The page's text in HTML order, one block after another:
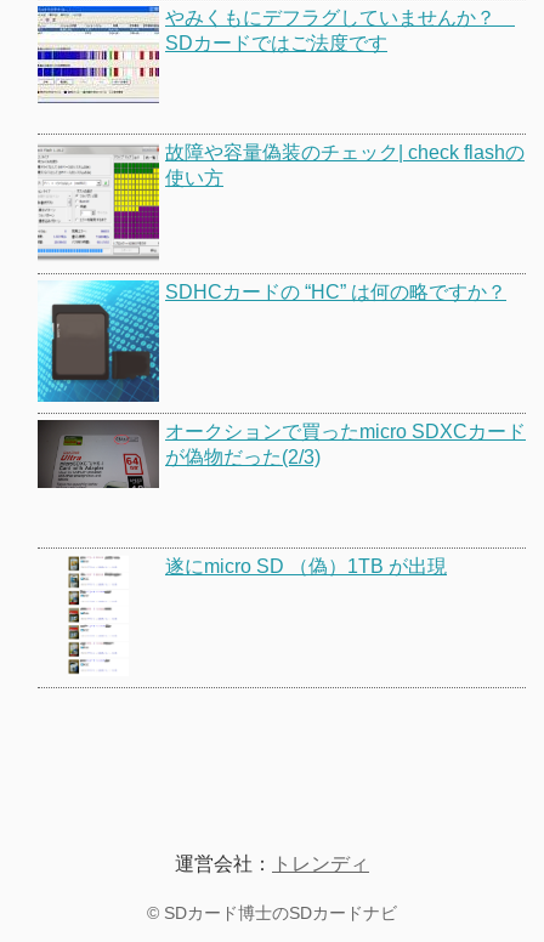
やみくもにデフラグしていませんか？
SDカードではご法度です
故障や容量偽装のチェック| check flashの
使い方
SDHCカードの “HC” は何の略ですか？
オークションで買ったmicro SDXCカード
が偽物だった(2/3)
遂にmicro SD （偽）1TB が出現
運営会社： トレンディ
© SDカード博士のSDカードナビ